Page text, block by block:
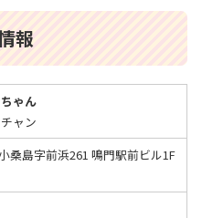
報
ゃん
ャン
桑島字前浜261 鳴門駅前ビル1F